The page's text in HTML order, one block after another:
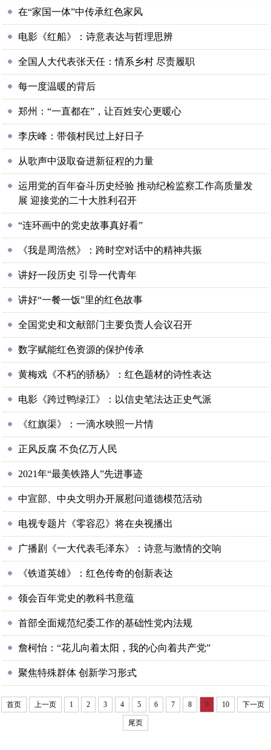
在“家国一体”中传承红色家风
电影《红船》：诗意表达与哲理思辨
全国人大代表张天任：情系乡村 尽责履职
每一度温暖的背后
郑州：“一直都在”，让百姓安心更暖心
李庆峰：带领村民过上好日子
从歌声中汲取奋进新征程的力量
运用党的百年奋斗历史经验 推动纪检监察工作高质量发
展 迎接党的二十大胜利召开
“连环画中的党史故事真好看”
《我是周浩然》：跨时空对话中的精神共振
讲好一段历史 引导一代青年
讲好“一餐一饭”里的红色故事
全国党史和文献部门主要负责人会议召开
数字赋能红色资源的保护传承
黄梅戏《不朽的骄杨》：红色题材的诗性表达
电影《跨过鸭绿江》：以信史笔法达正史气派
《红旗渠》：一滴水映照一片情
正风反腐 不负亿万人民
2021年“最美铁路人”先进事迹
中宣部、中央文明办开展慰问道德模范活动
电视专题片《零容忍》将在央视播出
广播剧《一大代表毛泽东》：诗意与激情的交响
《铁道英雄》：红色传奇的创新表达
领会百年党史的教科书意蕴
首部全面规范纪委工作的基础性党内法规
詹柯怡：“花儿向着太阳，我的心向着共产党”
聚焦特殊群体 创新学习形式
首页 上一页 1 2 3 4 5 6 7 8 9 10 下一页
尾页